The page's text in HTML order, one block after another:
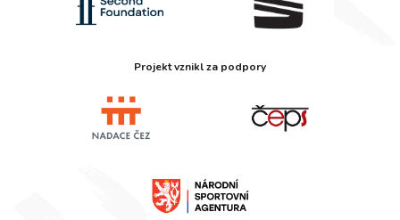
Projekt vznikl za podpory